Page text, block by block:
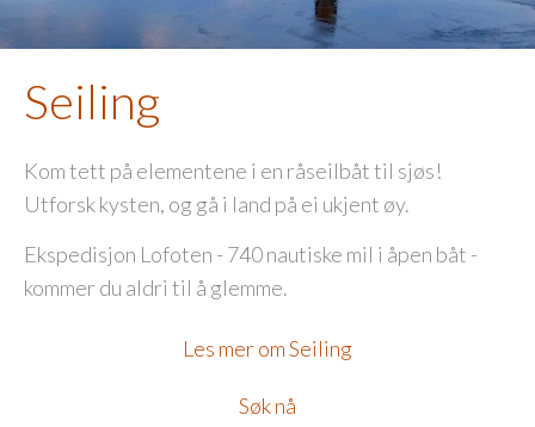
Seiling
Kom tett på elementene i en råseilbåt til sjøs!
Utforsk kysten, og gå i land på ei ukjent øy.
Ekspedisjon Lofoten - 740 nautiske mil i åpen båt -
kommer du aldri til å glemme.
Les mer om Seiling
Søk nå